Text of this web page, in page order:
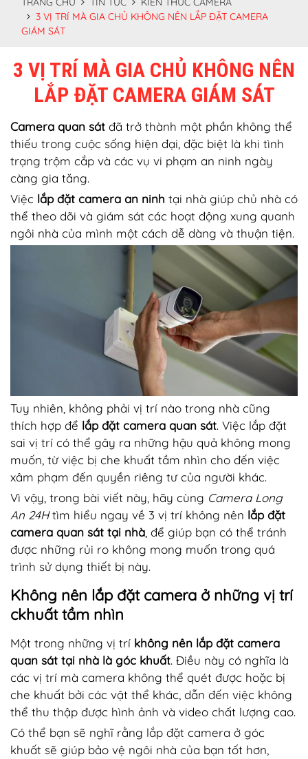
3 VỊ TRÍ MÀ GIA CHỦ KHÔNG NÊN LẮP ĐẶT CAMERA
GIÁM SÁT
3 VỊ TRÍ MÀ GIA CHỦ KHÔNG NÊN
LẮP ĐẶT CAMERA GIÁM SÁT
Camera quan sát đã trở thành một phần không thể
thiếu trong cuộc sống hiện đại, đặc biệt là khi tình
trạng trộm cắp và các vụ vi phạm an ninh ngày
càng gia tăng.
Việc lắp đặt camera an ninh tại nhà giúp chủ nhà có
thể theo dõi và giám sát các hoạt động xung quanh
ngôi nhà của mình một cách dễ dàng và thuận tiện.
Tuy nhiên, không phải vị trí nào trong nhà cũng
thích hợp để lắp đặt camera quan sát. Việc lắp đặt
sai vị trí có thể gây ra những hậu quả không mong
muốn, từ việc bị che khuất tầm nhìn cho đến việc
xâm phạm đến quyền riêng tư của người khác.
Vì vậy, trong bài viết này, hãy cùng Camera Long
An 24Htìm hiểu ngay về 3 vị trí không nên lắp đặt
camera quan sát tại nhà, để giúp bạn có thể tránh
được những rủi ro không mong muốn trong quá
trình sử dụng thiết bị này.
Không nên lắp đặt camera ở những vị trí
ckhuất tầm nhìn
Một trong những vị trí không nên lắp đặt camera
quan sát tại nhà là góc khuất. Điều này có nghĩa là
các vị trí mà camera không thể quét được hoặc bị
che khuất bởi các vật thể khác, dẫn đến việc không
thể thu thập được hình ảnh và video chất lượng cao.
Có thể bạn sẽ nghĩ rằng lắp đặt camera ở góc
khuất sẽ giúp bảo vệ ngôi nhà của bạn tốt hơn,